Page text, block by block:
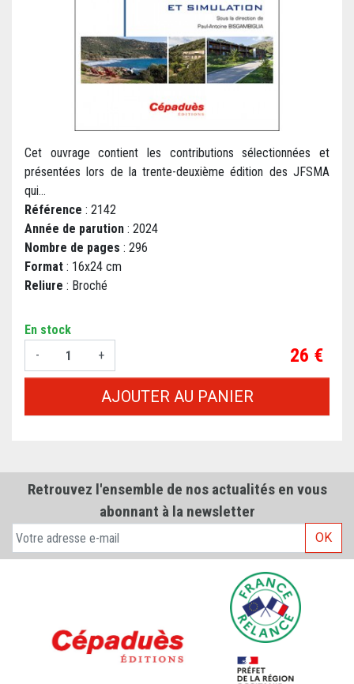
Cet ouvrage contient les contributions sélectionnées et
présentées lors de la trente-deuxième édition des JFSMA
qui...
Référence : 2142
Année de parution : 2024
Nombre de pages : 296
Format : 16x24 cm
Reliure : Broché
En stock
-
+ Prix
26 €
AJOUTER AU PANIER
Retrouvez l'ensemble de nos actualités en vous
abonnant à la newsletter
OK